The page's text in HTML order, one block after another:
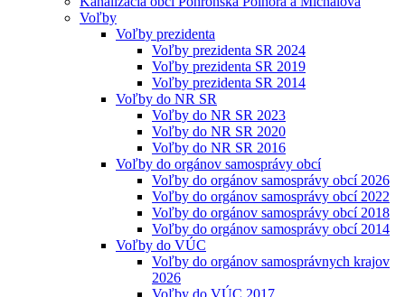
Voľby
Voľby prezidenta
Voľby prezidenta SR 2024
Voľby prezidenta SR 2019
Voľby prezidenta SR 2014
Voľby do NR SR
Voľby do NR SR 2023
Voľby do NR SR 2020
Voľby do NR SR 2016
Voľby do orgánov samosprávy obcí
Voľby do orgánov samosprávy obcí 2026
Voľby do orgánov samosprávy obcí 2022
Voľby do orgánov samosprávy obcí 2018
Voľby do orgánov samosprávy obcí 2014
Voľby do VÚC
Voľby do orgánov samosprávnych krajov
2026
Voľby do VÚC 2017